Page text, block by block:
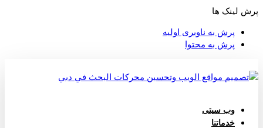
پرش لینک ها
پرش به ناوبری اولیه
پرش به محتوا
وب سیتی
خدماتنا